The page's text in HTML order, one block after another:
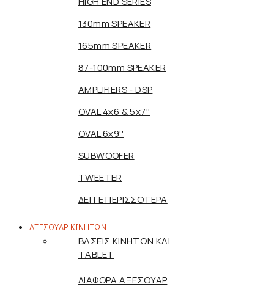
130mm SPEAKER
165mm SPEAKER
87-100mm SPEAKER
AMPLIFIERS - DSP
OVAL 4x6 & 5x7''
OVAL 6x9''
SUBWOOFER
TWEETER
ΔΕΙΤΕ ΠΕΡΙΣΣΟΤΕΡΑ
ΑΞΕΣΟΥΑΡ ΚΙΝΗΤΩΝ
ΒΑΣΕΙΣ ΚΙΝΗΤΩΝ ΚΑΙ
TABLET
ΔΙΑΦΟΡΑ ΑΞΕΣΟΥΑΡ